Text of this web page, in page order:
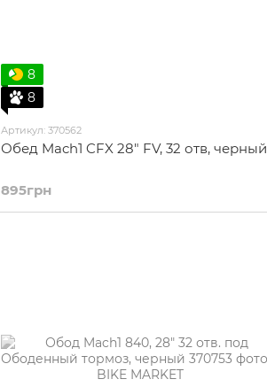
8
8
Артикул: 370562
Обед Mach1 CFX 28" FV, 32 отв, черный
895грн